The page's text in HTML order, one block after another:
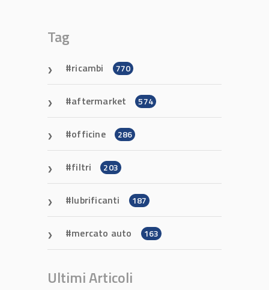
Tag
ricambi 770
aftermarket 574
officine 286
filtri 203
lubrificanti 187
mercato auto 163
Ultimi Articoli